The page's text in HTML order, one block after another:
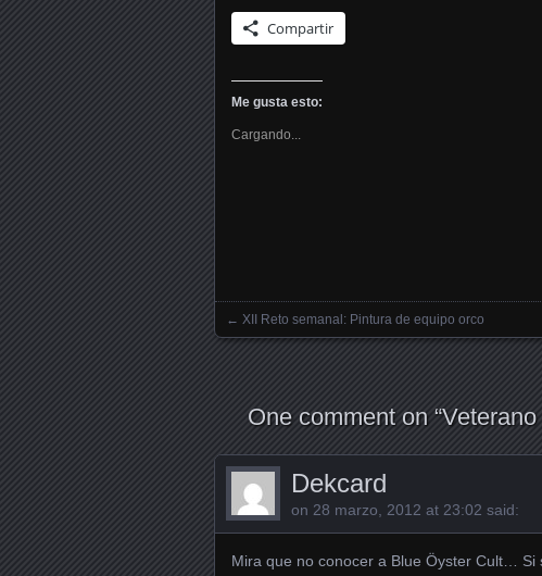
Compartir
Me gusta esto:
Cargando...
Posts navigation
← XII Reto semanal: Pintura de equipo orco
One comment on “
Dekcard
on 28 marzo, 2012 at 23:02 said:
Mira que no conocer a Blue Öyster Cult… Si